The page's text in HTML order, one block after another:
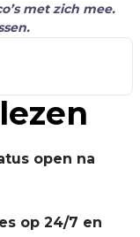
met zich mee.
open na
op 24/7 en